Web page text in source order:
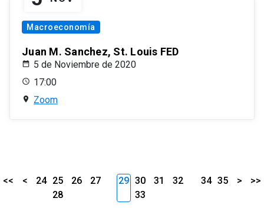
Macroeconomía
Juan M. Sanchez, St. Louis FED
5 de Noviembre de 2020
17:00
Zoom
<< < 24 25 26
27
28
29 30 31
32
33
34 35 > >>